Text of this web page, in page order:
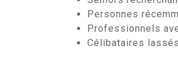
Personnes
Professionnels
Célibataires